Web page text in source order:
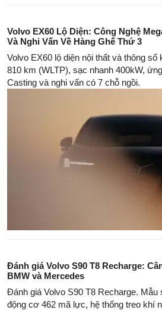
Volvo EX60 Lộ Diện: Công Nghệ
Và Nghi Vấn Về Hàng Ghế Thứ 3
Volvo EX60 lộ diện nội thất và thông số
810 km (WLTP), sạc nhanh 400kW,
Casting và nghi vấn có 7 chỗ ngồi.
Đánh giá Volvo S90 T8 Recharge:
BMW và Mercedes
Đánh giá Volvo S90 T8 Recharge. Mẫu
động cơ 462 mã lực, hệ thống treo khí